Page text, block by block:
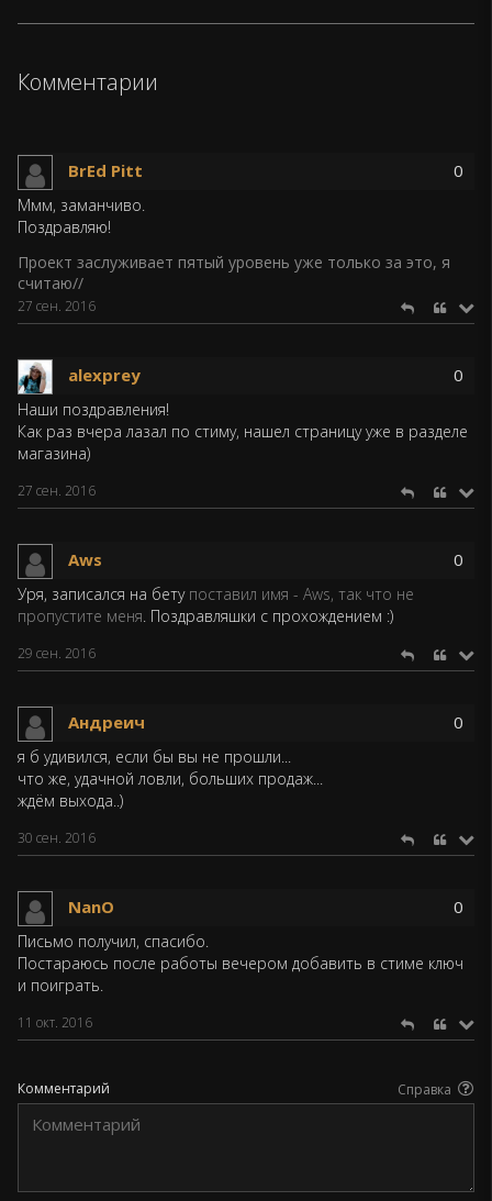
Комментарии
BrEd Pitt 0
Ммм, заманчиво.
Поздравляю!
Проект заслуживает пятый уровень уже только за это, я
считаю//
27 сен. 2016
alexprey 0
Наши поздравления!
Как раз вчера лазал по стиму, нашел страницу уже в разделе
магазина)
27 сен. 2016
Aws 0
Уря, записался на бету поставил имя - Aws, так что не
пропустите меня. Поздравляшки с прохождением :)
29 сен. 2016
Андреич 0
я б удивился, если бы вы не прошли...
что же, удачной ловли, больших продаж...
ждём выхода..)
30 сен. 2016
NanO 0
Письмо получил, спасибо.
Постараюсь после работы вечером добавить в стиме ключ
и поиграть.
11 окт. 2016
Комментарий Справка